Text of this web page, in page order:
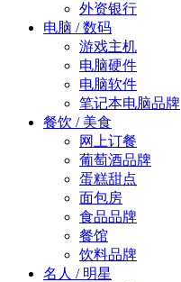
外资银行
电脑 / 数码
游戏主机
电脑硬件
电脑软件
笔记本电脑品牌
餐饮 / 美食
网上订餐
葡萄酒品牌
蛋糕甜点
面包房
食品品牌
餐馆
饮料品牌
名人 / 明星